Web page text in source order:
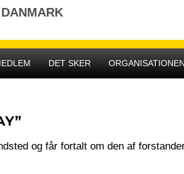
DET SKER ORGANISATIONEN
og får fortalt om den af